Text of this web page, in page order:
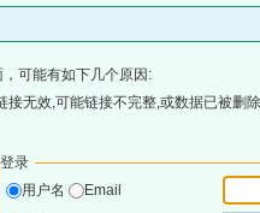
可能有如下几个原因:
接无效,可能链接不完整,或数据已被删
登录
用户名
Email